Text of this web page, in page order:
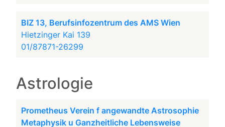
BIZ 13, Berufsinfozentrum des AMS Wien
Hietzinger Kai 139
01/87871-26299
Astrologie
Prometheus Verein f angewandte Astrosophie
Metaphysik u Ganzheitliche Lebensweise